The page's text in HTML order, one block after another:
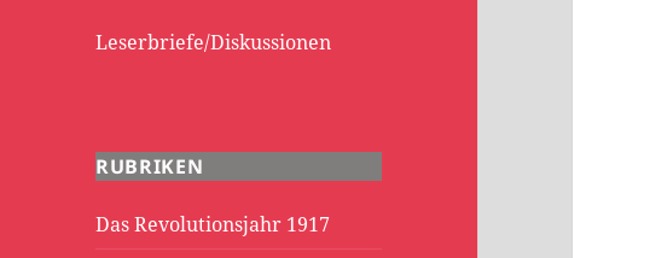
Leserbriefe/Diskussionen
RUBRIKEN
Das Revolutionsjahr 1917